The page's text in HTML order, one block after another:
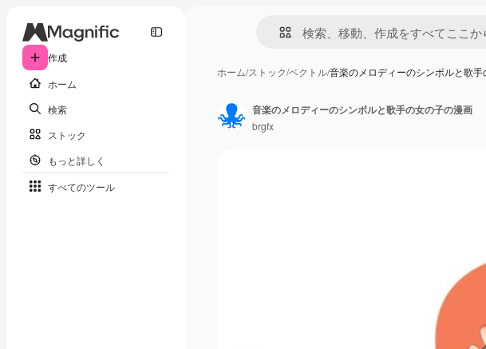
作成
ホーム
検索
ストック
もっと詳しく
すべてのツール
ホーム/ストック/ベクトル/音楽のメロディーのシンボルと歌
音楽のメロディーのシンボルと歌手の女の子の漫画
brgfx